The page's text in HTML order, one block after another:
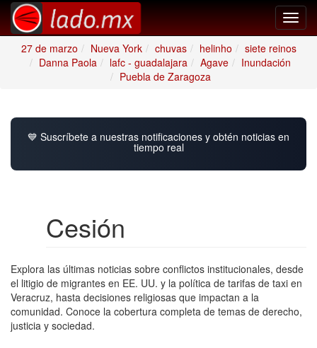
27 de marzo
Nueva York chuvas helinho
siete reinos
Danna Paola
lafc - guadalajara Agave
Inundación
Puebla de Zaragoza
💙 Suscríbete a nuestras notificaciones y obtén noticias en
tiempo real
Cesión
Explora las últimas noticias sobre conflictos institucionales, desde
el litigio de migrantes en EE. UU. y la política de tarifas de taxi en
Veracruz, hasta decisiones religiosas que impactan a la
comunidad. Conoce la cobertura completa de temas de derecho,
justicia y sociedad.